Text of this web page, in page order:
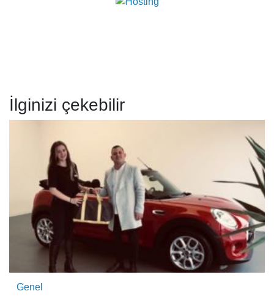
İlginizi çekebilir
Genel